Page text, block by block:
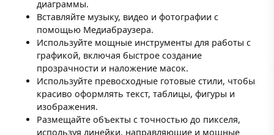
диаграммы.
Вставляйте музыку, видео и фотографии с
помощью Медиабраузера.
Используйте мощные инструменты для работы с
графикой, включая быстрое создание
прозрачности и наложение масок.
Используйте превосходные готовые стили, чтобы
красиво оформлять текст, таблицы, фигуры и
изображения.
Размещайте объекты с точностью до пикселя,
используя линейки, направляющие и мощные